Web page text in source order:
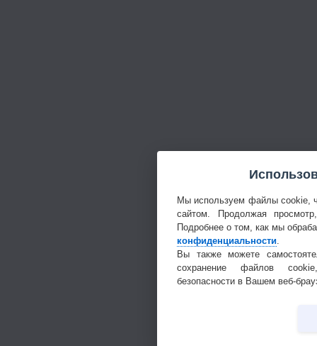
Мы используем файлы cookie,
сайтом. Продолжая
Подробнее о том, как мы
конфиденциальности
Вы также можете
сохранение файлов
безопасности в Вашем веб-